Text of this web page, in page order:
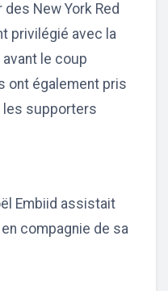
New York Red
privilégié avec la
avant le coup
ont également pris
les supporters
Embiid assistait
compagnie de sa